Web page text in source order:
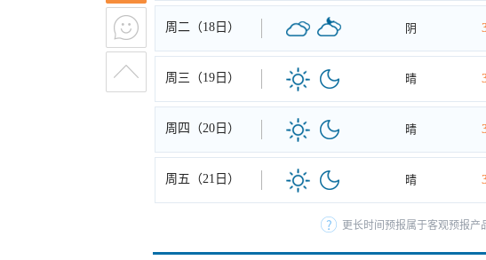
周二（18日） 阴
周三（19日） 晴
周四（20日） 晴
周五（21日） 晴
更长时间预报属于客观预报